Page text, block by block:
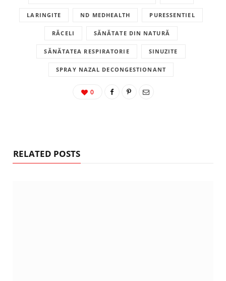
LARINGITE ND MEDHEALTH PURESSENTIEL
RĂCELI SĂNĂTATE DIN NATURĂ
SĂNĂTATEA RESPIRATORIE SINUZITE
SPRAY NAZAL DECONGESTIONANT
0
RELATED POSTS